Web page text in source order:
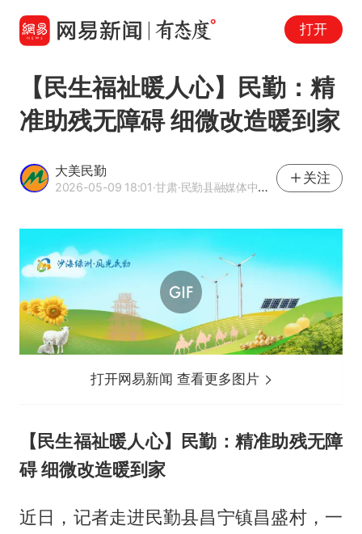
打开
【民生福祉暖人心】民勤：精
准助残无障碍 细微改造暖到家
大美民勤
2026-05-09 18:01·甘肃·民勤县融媒体中心官方网易号
关注
打开网易新闻 查看更多图片
【民生福祉暖人心】民勤：精准助残无障
碍 细微改造暖到家
近日，记者走进民勤县昌宁镇昌盛村，一